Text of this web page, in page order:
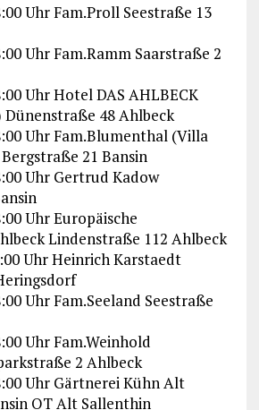
Uhr Fam.Proll Seestraße 13
Uhr Fam.Ramm Saarstraße 2
Uhr Hotel DAS AHLBECK
48 Ahlbeck
Uhr Fam.Blumenthal (Villa
21 Bansin
Uhr Gertrud Kadow
Uhr Europäische
Lindenstraße 112 Ahlbeck
Uhr Heinrich Karstaedt
Uhr Fam.Seeland Seestraße
Uhr Fam.Weinhold
2 Ahlbeck
Uhr Gärtnerei Kühn Alt
OT Alt Sallenthin